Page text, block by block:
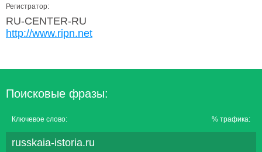
Регистратор:
RU-CENTER-RU
http://www.ripn.net
Поисковые фразы:
Ключевое слово: % трафика:
russkaia-istoria.ru